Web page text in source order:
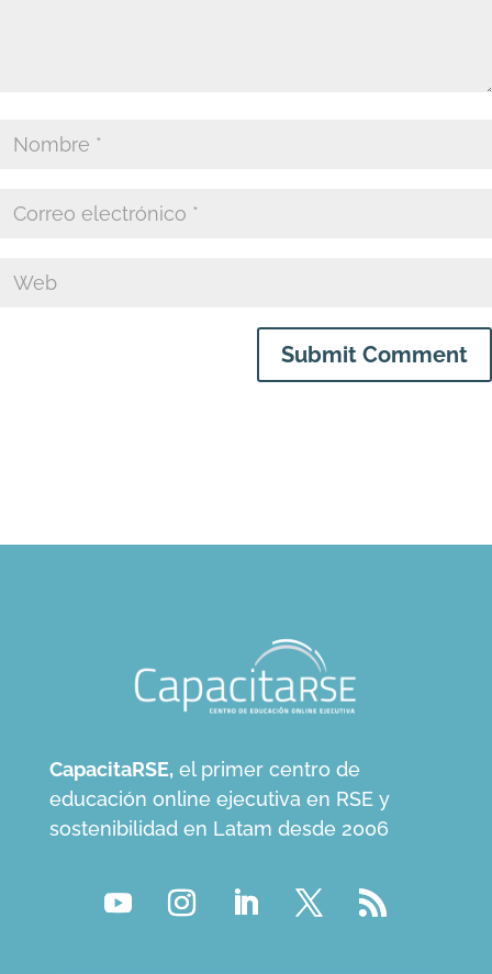
Submit Comment
CapacitaRSE, el primer centro de
educación online ejecutiva en RSE y
sostenibilidad en Latam desde 2006